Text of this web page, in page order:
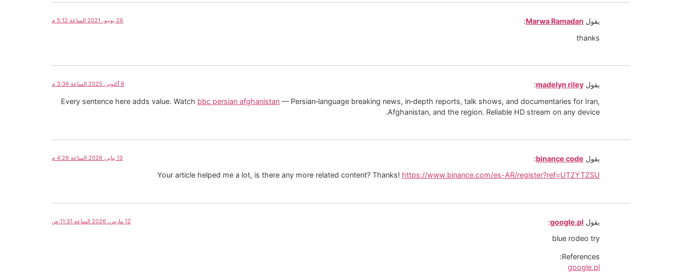
يقول Marwa Ramadan
: 26 يونيو، 2021 الساعة 5:12 م
thanks
يقول madelyn riley
: 8 أكتوبر، 2025 الساعة 3:36 م
Every sentence here adds value. Watch bbc persian afghanistan — Persian‑language breaking news, in‑depth reports, talk shows, and documentaries for Iran,
Afghanistan, and the region. Reliable HD stream on any device.
يقول binance code
: 13 يناير، 2026 الساعة 4:26 م
Your article helped me a lot, is there any more related content? Thanks! https://www.binance.com/es-AR/register?ref=UT2YTZSU
يقول google.pl
: 12 مارس، 2026 الساعة 11:31 ص
blue rodeo try
References:
google.pl